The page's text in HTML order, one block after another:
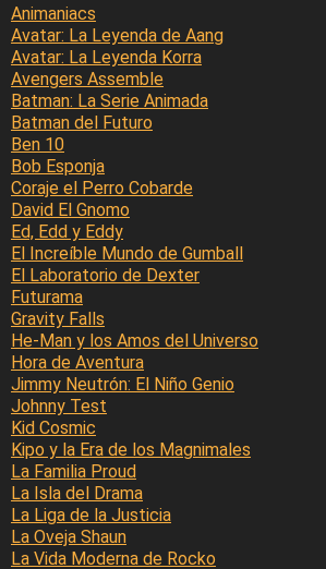
Animaniacs
Avatar: La Leyenda de Aang
Avatar: La Leyenda Korra
Avengers Assemble
Batman: La Serie Animada
Batman del Futuro
Ben 10
Bob Esponja
Coraje el Perro Cobarde
David El Gnomo
Ed, Edd y Eddy
El Increíble Mundo de Gumball
El Laboratorio de Dexter
Futurama
Gravity Falls
He-Man y los Amos del Universo
Hora de Aventura
Jimmy Neutrón: El Niño Genio
Johnny Test
Kid Cosmic
Kipo y la Era de los Magnimales
La Familia Proud
La Isla del Drama
La Liga de la Justicia
La Oveja Shaun
La Vida Moderna de Rocko